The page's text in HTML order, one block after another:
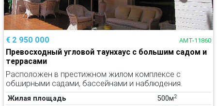
€ 2 950 000 AMT-11860
Превосходный угловой таунхаус с большим садом и
террасами
Расположен в престижном жилом комплексе с
обширными садами, бассейнами и наблюдения.
Жилая площадь 500м2